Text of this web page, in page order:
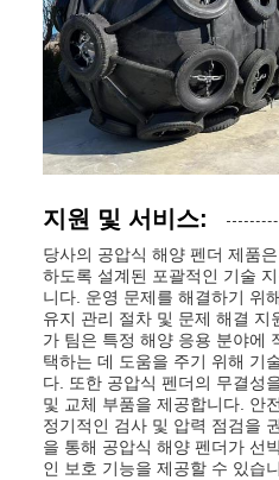
지원 및 서비스:
당사의 공압식 해양 펜더 제품
하도록 설계된 포괄적인 기술
니다. 운영 문제를 해결하기 위
유지 관리 절차 및 문제 해결 지
가 팀은 특정 해양 응용 분야에
택하는 데 도움을 주기 위해 기
다. 또한 공압식 펜더의 무결성
및 교체 부품을 제공합니다. 안
정기적인 검사 및 압력 점검을
을 통해 공압식 해양 펜더가 선
인 보호 기능을 제공할 수 있습